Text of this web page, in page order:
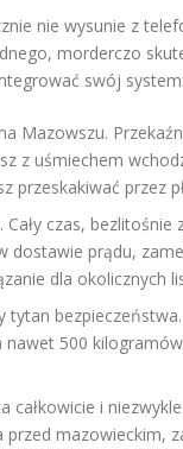
nie wysunie z
morderczo
swój system:
Mazowszu.
z uśmiechem
przeskakiwać przez
czas, bezlitośnie
dostawie prądu,
dla okolicznych
tytan
500
całkowicie i
mazowieckim,